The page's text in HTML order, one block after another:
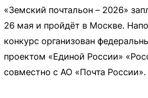
«Земский почтальон – 2026»
26 мая и пройдёт в Москве.
конкурс организован
проектом «Единой России»
совместно с АО «Почта России».